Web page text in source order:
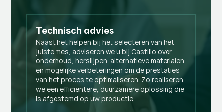
Technisch advies
Naast het helpen bij het selecteren van het
juiste mes, adviseren we u bij Castillo over
onderhoud, herslijpen, alternatieve materialen
en mogelijke verbeteringen om de prestaties
van het proces te optimaliseren. Zo realiseren
we een efficiëntere, duurzamere oplossing die
is afgestemd op uw productie.